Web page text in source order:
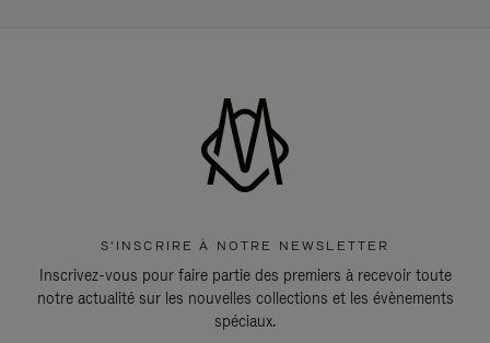
S'INSCRIRE À NOTRE NEWSLETTER
Inscrivez-vous pour faire partie des premiers à recevoir toute
notre actualité sur les nouvelles collections et les évènements
spéciaux.